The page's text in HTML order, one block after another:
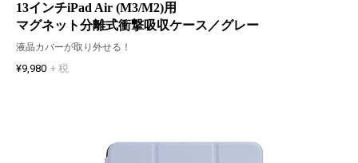
13インチiPad Air (M3/M2)用
マグネット分離式衝撃吸収ケース／グレー
液晶カバーが取り外せる！
¥9,980 + 税